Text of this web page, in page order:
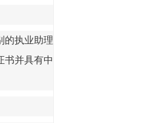
的执业助理
书并具有中